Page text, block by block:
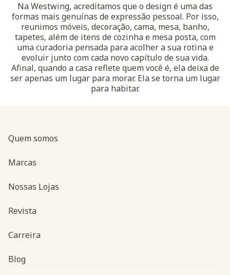
Na Westwing, acreditamos que o design é uma das
formas mais genuínas de expressão pessoal. Por isso,
reunimos móveis, decoração, cama, mesa, banho,
tapetes, além de itens de cozinha e mesa posta, com
uma curadoria pensada para acolher a sua rotina e
evoluir junto com cada novo capítulo de sua vida.
Afinal, quando a casa reflete quem você é, ela deixa de
ser apenas um lugar para morar. Ela se torna um lugar
para habitar.
Navegação do rodapé
Quem somos
Marcas
Nossas Lojas
Revista
Carreira
Blog